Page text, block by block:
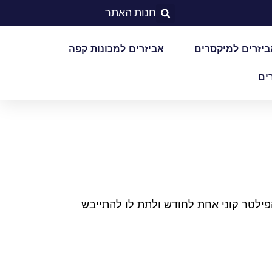
חנות האתר
למיקסרים אביזרים למכונות קפה
קוני אחת לחודש ולתת לו להתייבש